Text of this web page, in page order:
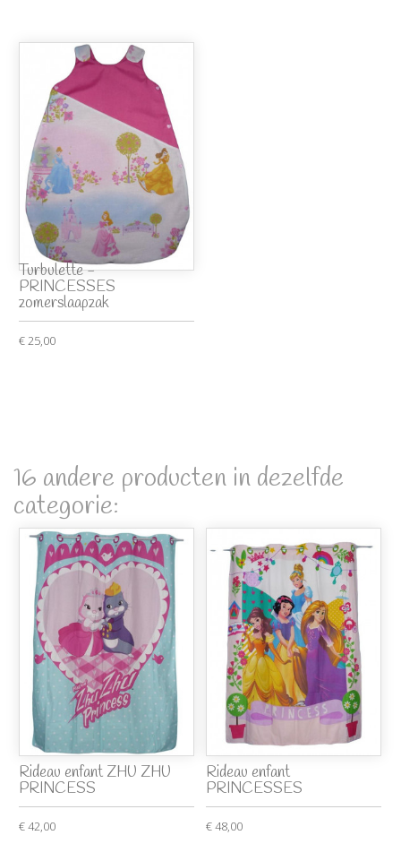
Turbulette -
PRINCESSES
zomerslaapzak
€ 25,00
16 andere producten in dezelfde
categorie:
Rideau enfant ZHU ZHU
PRINCESS
€ 42,00
Rideau enfant
PRINCESSES
€ 48,00